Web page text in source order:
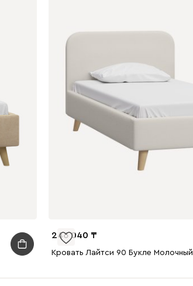
246 040
Кровать Лайтси 90 Букле Молочный